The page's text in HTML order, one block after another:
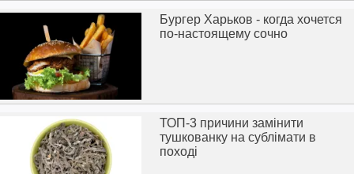
Бургер Харьков - когда хочется
по-настоящему сочно
ТОП-3 причини замінити
тушкованку на сублімати в
поході